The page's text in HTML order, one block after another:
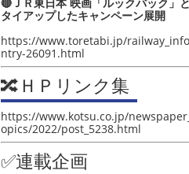
タイアップしたキャンペーン展開
https://www.toretabi.jp/
ntry-26091.html
🔀ＨＰリンク集
https://www.kotsu.co.jp/
opics/2022/post_5238.html
✅連載企画